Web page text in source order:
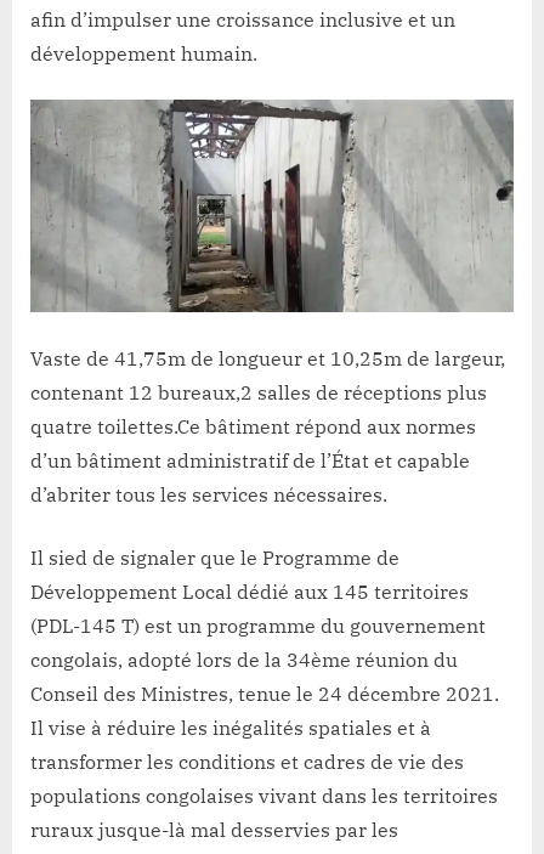
afin d’impulser une croissance inclusive et un
développement humain.
Vaste de 41,75m de longueur et 10,25m de largeur,
contenant 12 bureaux,2 salles de réceptions plus
quatre toilettes.Ce bâtiment répond aux normes
d’un bâtiment administratif de l’État et capable
d’abriter tous les services nécessaires.
Il sied de signaler que le Programme de
Développement Local dédié aux 145 territoires
(PDL-145 T) est un programme du gouvernement
congolais, adopté lors de la 34ème réunion du
Conseil des Ministres, tenue le 24 décembre 2021.
Il vise à réduire les inégalités spatiales et à
transformer les conditions et cadres de vie des
populations congolaises vivant dans les territoires
ruraux jusque-là mal desservies par les